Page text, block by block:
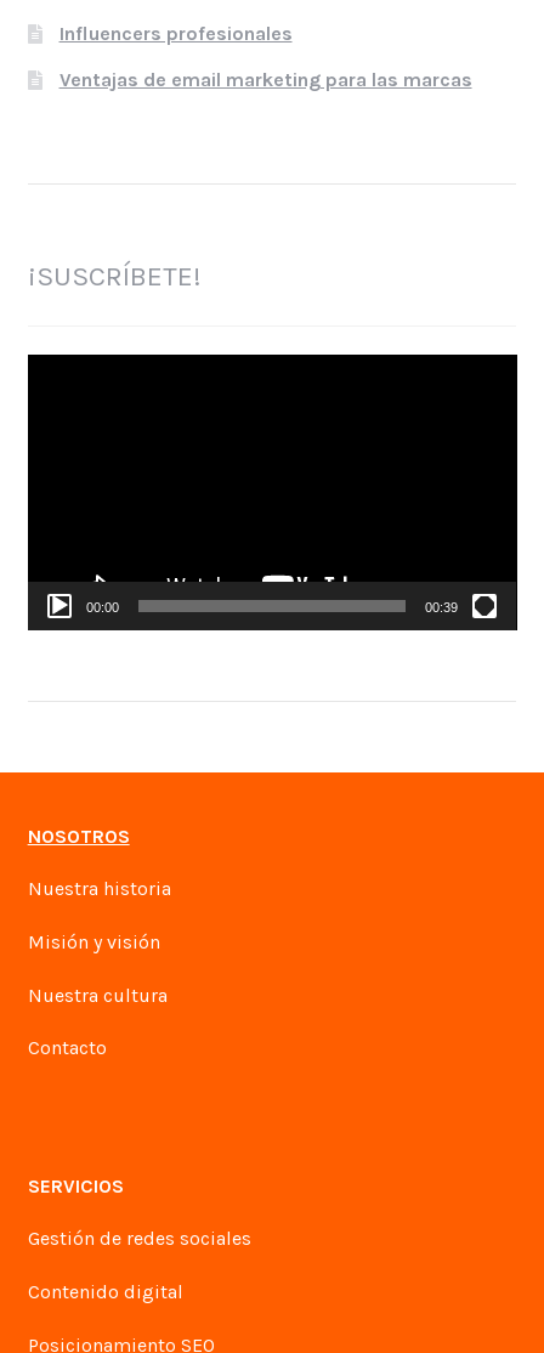
Influencers profesionales
Ventajas de email marketing para las marcas
¡SUSCRÍBETE!
00:00 00:39
NOSOTROS
Nuestra historia
Misión y visión
Nuestra cultura
Contacto
SERVICIOS
Gestión de redes sociales
Contenido digital
Posicionamiento SEO